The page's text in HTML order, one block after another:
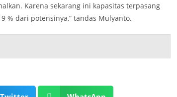
Karena sekarang ini kapasitas terpasang
% dari potensinya,” tandas Mulyanto.